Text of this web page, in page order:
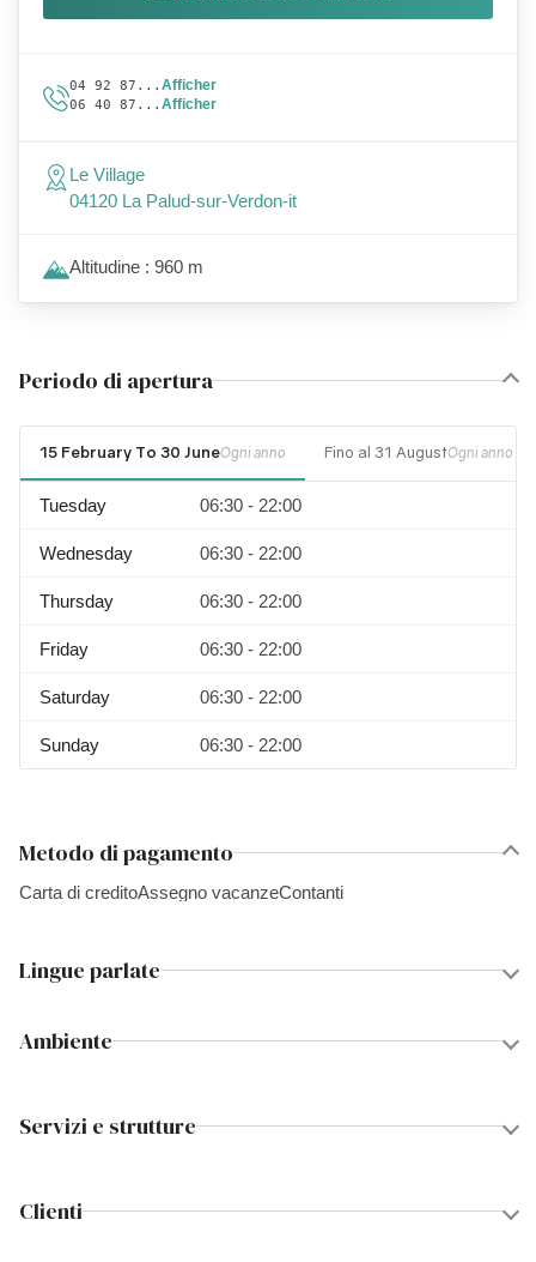
Periodo di apertura
15 February To 30 JuneOgni anno Fino al 31 AugustOgni anno
Tuesday 06:30 - 22:00
Wednesday 06:30 - 22:00
Thursday 06:30 - 22:00
Friday 06:30 - 22:00
Saturday 06:30 - 22:00
Sunday 06:30 - 22:00
Metodo di pagamento
Carta di creditoAssegno vacanzeContanti
Lingue parlate
Ambiente
Servizi e strutture
Clienti
04 92 87... Afficher
06 40 87... Afficher
Le Village
04120 La Palud-sur-Verdon-it
Altitudine : 960 m